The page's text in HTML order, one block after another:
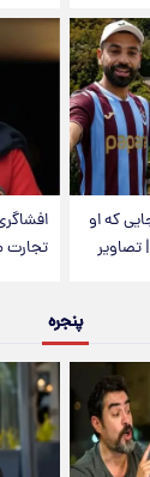
که او
تصاویر
پنجره